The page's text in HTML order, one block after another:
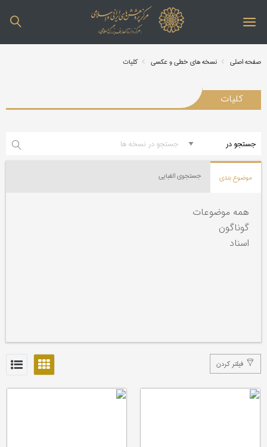
صفحه اصلی نسخه های خطی و عکسی کلیات
کلیات
موضوع بندی جستجوی الفبایی
همه موضوعات
گوناگون
اسناد
فیلتر کردن